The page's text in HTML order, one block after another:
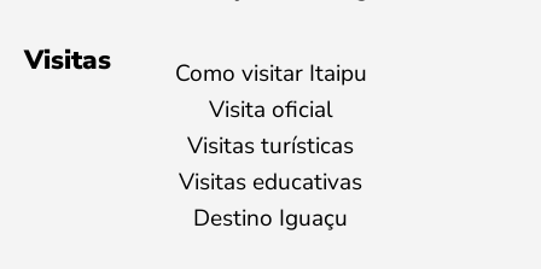
Visitas
Como visitar Itaipu
Visita oficial
Visitas turísticas
Visitas educativas
Destino Iguaçu